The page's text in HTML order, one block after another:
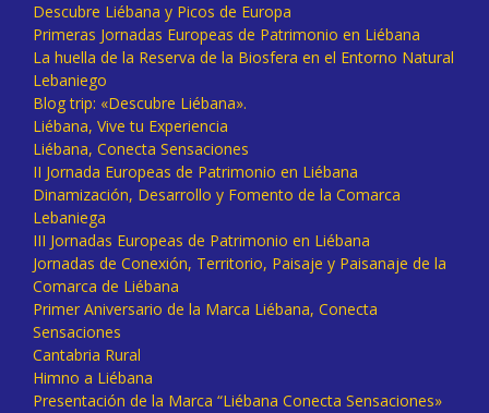
Descubre Liébana y Picos de Europa
Primeras Jornadas Europeas de Patrimonio en Liébana
La huella de la Reserva de la Biosfera en el Entorno Natural
Lebaniego
Blog trip: «Descubre Liébana».
Liébana, Vive tu Experiencia
Liébana, Conecta Sensaciones
II Jornada Europeas de Patrimonio en Liébana
Dinamización, Desarrollo y Fomento de la Comarca
Lebaniega
III Jornadas Europeas de Patrimonio en Liébana
Jornadas de Conexión, Territorio, Paisaje y Paisanaje de la
Comarca de Liébana
Primer Aniversario de la Marca Liébana, Conecta
Sensaciones
Cantabria Rural
Himno a Liébana
Presentación de la Marca “Liébana Conecta Sensaciones»